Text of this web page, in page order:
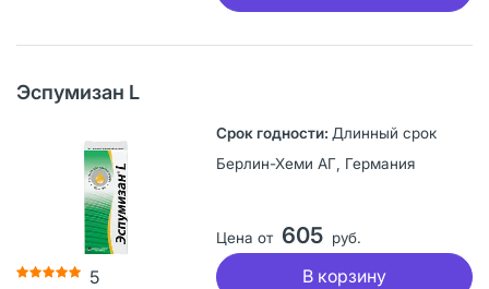
Эспумизан L
5
Длинный срок
Берлин-Хеми АГ, Германия
Цена от 605 руб.
В корзину